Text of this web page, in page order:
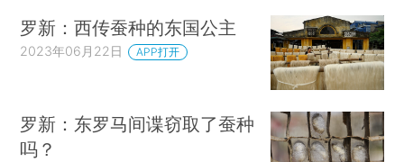
罗新：西传蚕种的东国公主
2023年06月22日 APP打开
罗新：东罗马间谍窃取了蚕种
吗？